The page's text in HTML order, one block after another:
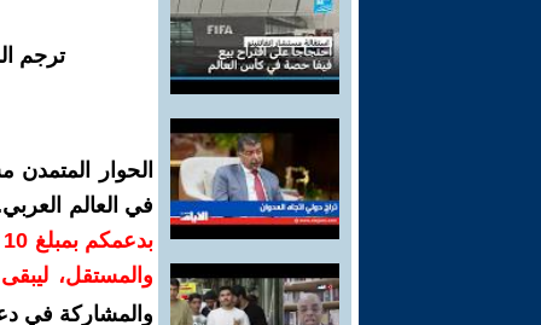
ترجم
الحوار
في العالم
والمستقل،
والمشاركة في